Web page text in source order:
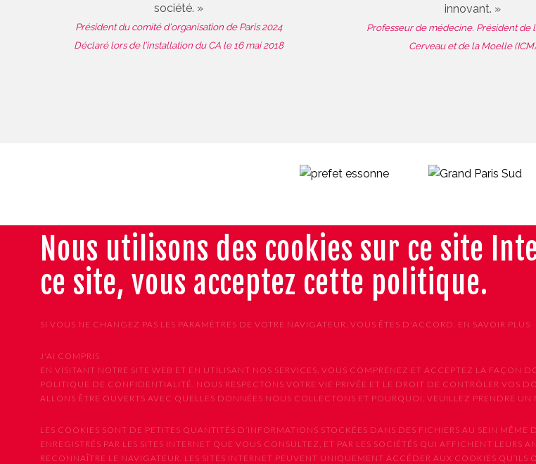
société. »
Président du comité d'organisation de Paris 2024
Déclaré lors de l’installation du CA le 16 mai 2018
innovant. »
Professeur de médecine. Président de
Cerveau et de la Moelle (ICM)
Nous utilisons des cookies sur ce site
ce site, vous acceptez cette politique.
SI VOUS NE CHANGEZ PAS LES PARAMÈTRES DE VOTRE NAVIGATEUR, VOUS ÊTES D'ACCORD. EN SAVOIR PLUS
J'AI COMPRIS
EN VISITANT NOTRE SITE WEB ET EN UTILISANT NOS SERVICES, VOUS COMPRENEZ ET ACCEPTEZ LA FAÇON
POLITIQUE DE CONFIDENTIALITÉ. NOUS RESPECTONS VOTRE VIE PRIVÉE ET LE DROIT DE CONTRÔLER VOS
ALLONS ÊTRE OUVERTS AVEC QUELLES DONNÉES NOUS COLLECTONS ET POURQUOI. VEUILLEZ PRENDRE
LES COOKIES SONT DE PETITES QUANTITÉS D’INFORMATIONS STOCKÉES DANS DES FICHIERS AU SEIN
ENREGISTRÉS PAR LES SITES INTERNET QUE VOUS CONSULTEZ, ET PAR LES SOCIÉTÉS QUI AFFICHENT LEURS
RECONNAÎTRE LE NAVIGATEUR. LES SITES INTERNET PEUVENT UNIQUEMENT ACCÉDER AUX COOKIES QU’ILS